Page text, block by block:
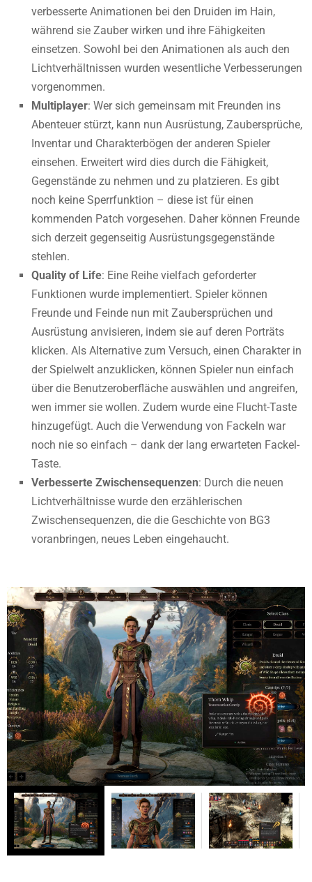
verbesserte Animationen bei den Druiden im Hain,
während sie Zauber wirken und ihre Fähigkeiten
einsetzen. Sowohl bei den Animationen als auch den
Lichtverhältnissen wurden wesentliche Verbesserungen
vorgenommen.
Multiplayer: Wer sich gemeinsam mit Freunden ins
Abenteuer stürzt, kann nun Ausrüstung, Zaubersprüche,
Inventar und Charakterbögen der anderen Spieler
einsehen. Erweitert wird dies durch die Fähigkeit,
Gegenstände zu nehmen und zu platzieren. Es gibt
noch keine Sperrfunktion – diese ist für einen
kommenden Patch vorgesehen. Daher können Freunde
sich derzeit gegenseitig Ausrüstungsgegenstände
stehlen.
Quality of Life: Eine Reihe vielfach geforderter
Funktionen wurde implementiert. Spieler können
Freunde und Feinde nun mit Zaubersprüchen und
Ausrüstung anvisieren, indem sie auf deren Porträts
klicken. Als Alternative zum Versuch, einen Charakter in
der Spielwelt anzuklicken, können Spieler nun einfach
über die Benutzeroberfläche auswählen und angreifen,
wen immer sie wollen. Zudem wurde eine Flucht-Taste
hinzugefügt. Auch die Verwendung von Fackeln war
noch nie so einfach – dank der lang erwarteten Fackel-
Taste.
Verbesserte Zwischensequenzen: Durch die neuen
Lichtverhältnisse wurde den erzählerischen
Zwischensequenzen, die die Geschichte von BG3
voranbringen, neues Leben eingehaucht.